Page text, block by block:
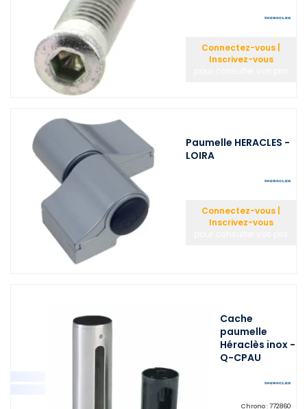
Connectez-vous |
Inscrivez-vous
Paumelle HERACLES -
LOIRA
Connectez-vous |
Inscrivez-vous
Cache
paumelle
Héraclès inox -
Q-CPAU
Chrono : 772860